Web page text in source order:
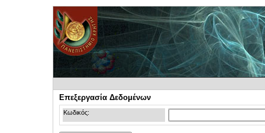
Επεξεργασία Δεδομένων
Κωδικός: